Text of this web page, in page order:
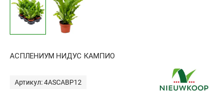
АСПЛЕНИУМ НИДУС КАМПИО
Артикул: 4ASCABP12